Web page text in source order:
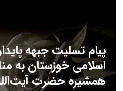
پیام تسلیت جبهه
اسلامی خوزستان به
همشیره حضرت